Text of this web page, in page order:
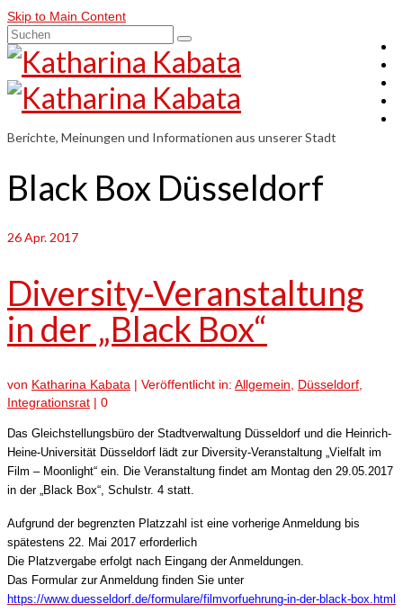
Skip to Main Content
Suchen
nach:
Berichte, Meinungen und Informationen aus unserer Stadt
Black Box Düsseldorf
26Apr. 2017
Diversity-Veranstaltung
in der „Black Box“
von Katharina Kabata | Veröffentlicht in: Allgemein Düsseldorf
Integrationsrat | 0
Das Gleichstellungsbüro der Stadtverwaltung Düsseldorf und die Heinrich-
Heine-Universität Düsseldorf lädt zur Diversity-Veranstaltung „Vielfalt im
Film – Moonlight“ ein.
Die Veranstaltung findet am Montag den 29.05.2017
in der „Black Box“, Schulstr. 4 statt.
Aufgrund der begrenzten Platzzahl ist eine vorherige Anmeldung bis
spätestens 22. Mai 2017 erforderlich
Die Platzvergabe erfolgt nach Eingang der Anmeldungen.
Das Formular zur Anmeldung finden Sie unter
https://www.duesseldorf.de/formulare/filmvorfuehrung-in-der-black-box.html